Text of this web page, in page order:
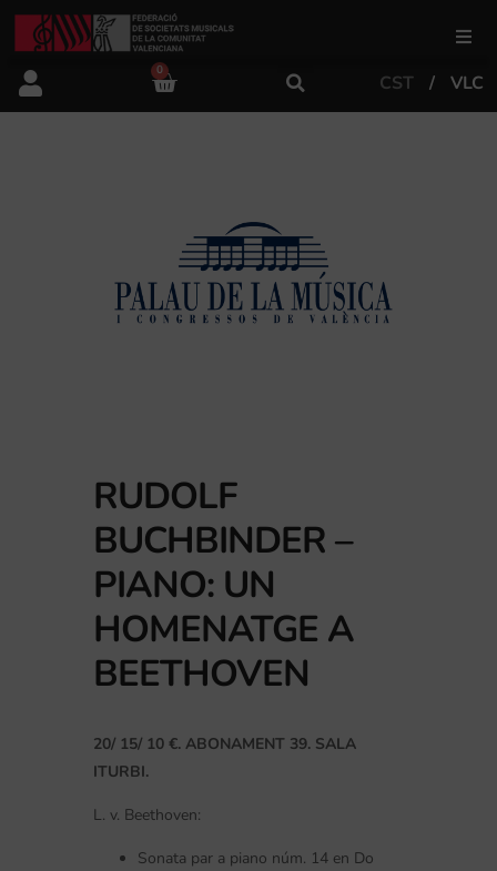
FSMCV
Àrea Artística
0
CST VLC
RUDOLF
BUCHBINDER –
PIANO: UN
HOMENATGE A
BEETHOVEN
20/ 15/ 10 €. ABONAMENT 39. SALA
ITURBI.
L. v. Beethoven:
Sonata par a piano núm. 14 en Do